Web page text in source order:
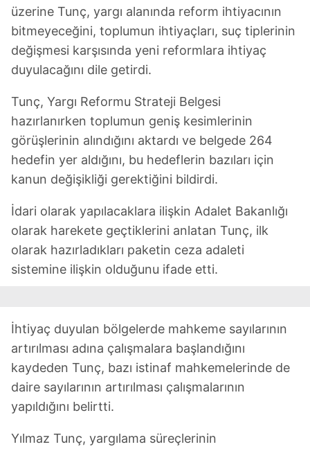
üzerine Tunç, yargı alanında reform ihtiyacının
bitmeyeceğini, toplumun ihtiyaçları, suç tiplerinin
değişmesi karşısında yeni reformlara ihtiyaç
duyulacağını dile getirdi.
Tunç, Yargı Reformu Strateji Belgesi
hazırlanırken toplumun geniş kesimlerinin
görüşlerinin alındığını aktardı ve belgede 264
hedefin yer aldığını, bu hedeflerin bazıları için
kanun değişikliği gerektiğini bildirdi.
İdari olarak yapılacaklara ilişkin Adalet Bakanlığı
olarak harekete geçtiklerini anlatan Tunç, ilk
olarak hazırladıkları paketin ceza adaleti
sistemine ilişkin olduğunu ifade etti.
İhtiyaç duyulan bölgelerde mahkeme sayılarının
artırılması adına çalışmalara başlandığını
kaydeden Tunç, bazı istinaf mahkemelerinde de
daire sayılarının artırılması çalışmalarının
yapıldığını belirtti.
Yılmaz Tunç, yargılama süreçlerinin